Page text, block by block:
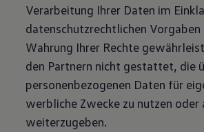
Verarbeitung Ihrer Daten im
datenschutzrechtlichen
Wahrung Ihrer Rechte
den Partnern nicht gestattet, die
personenbezogenen Daten für
werbliche Zwecke zu nutzen oder
weiterzugeben.